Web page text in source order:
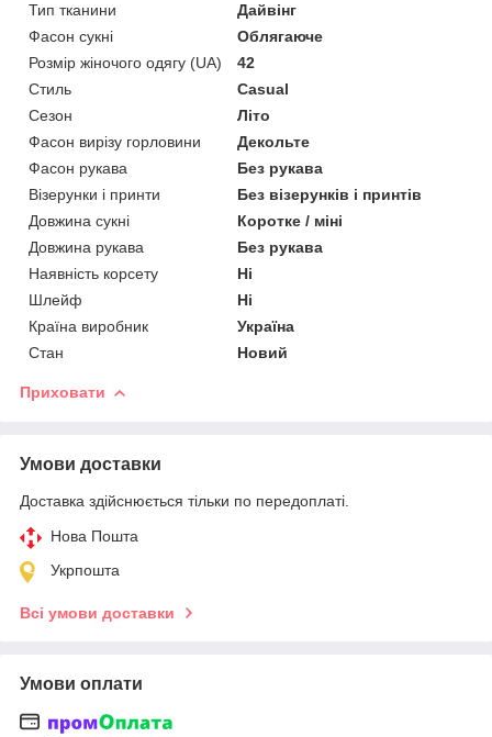
Тип тканини
Дайвінг
Фасон сукні
Облягаюче
Розмір жіночого одягу (UA)
42
Стиль
Casual
Сезон
Літо
Фасон вирізу горловини
Декольте
Фасон рукава
Без рукава
Візерунки і принти
Без візерунків і принтів
Довжина сукні
Коротке / міні
Довжина рукава
Без рукава
Наявність корсету
Ні
Шлейф
Ні
Країна виробник
Україна
Стан
Новий
Приховати
Умови доставки
Доставка здійснюється тільки по передоплаті.
Нова Пошта
Укрпошта
Всі умови доставки
Умови оплати